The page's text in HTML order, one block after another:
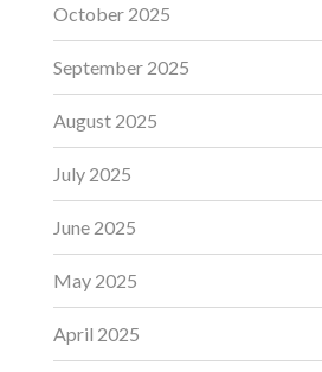
October 2025
September 2025
August 2025
July 2025
June 2025
May 2025
April 2025